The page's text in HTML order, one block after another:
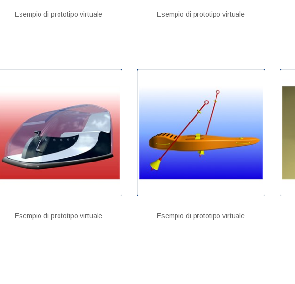
Esempio di prototipo virtuale Esempio di prototipo virtuale
Esempio di prototipo virtuale Esempio di prototipo virtuale